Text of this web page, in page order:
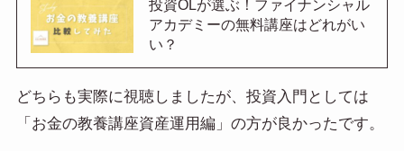
投資OLが選ぶ！ファイナンシャル
アカデミーの無料講座はどれがい
い？
どちらも実際に視聴しましたが、投資入門としては
「お金の教養講座資産運用編」の方が良かったです。